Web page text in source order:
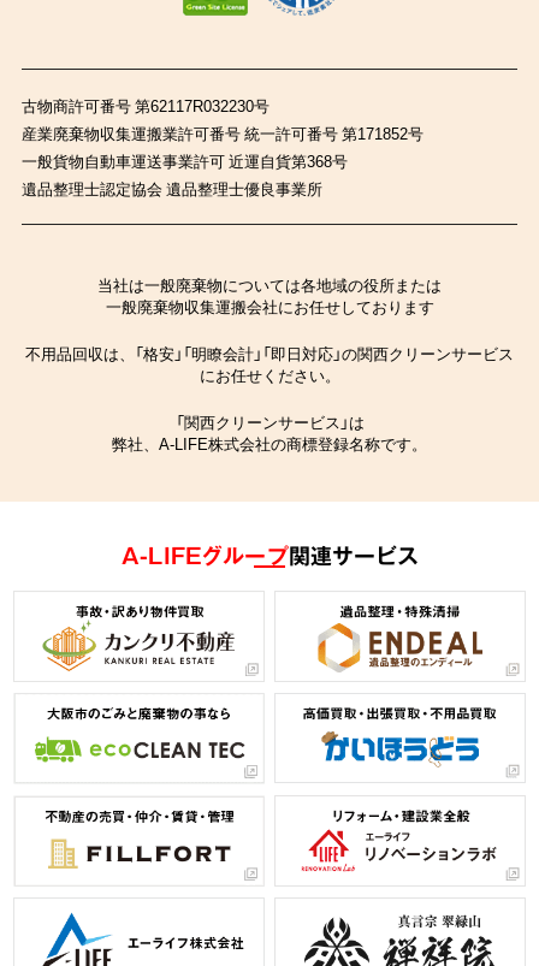
古物商許可番号 第62117R032230号
産業廃棄物収集運搬業許可番号 統一許可番号 第171852号
一般貨物自動車運送事業許可 近運自貨第368号
遺品整理士認定協会 遺品整理士優良事業所
当社は一般廃棄物については各地域の役所または
一般廃棄物収集運搬会社にお任せしております
不用品回収は、「格安」「明瞭会計」「即日対応」の関西クリーンサービス
にお任せください。
「関西クリーンサービス」は
弊社、A-LIFE株式会社の商標登録名称です。
A-LIFEグループ関連サービス